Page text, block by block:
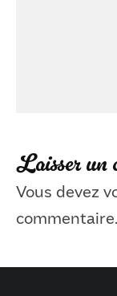
Laisser un
Vous devez
commentaire.